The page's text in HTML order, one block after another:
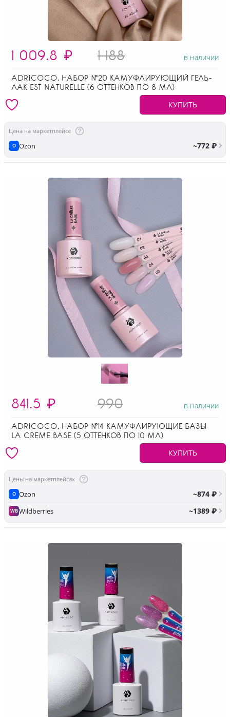
1 009.8 ₽ 1 188 в наличии
ADRICOCO, НАБОР №20 КАМУФЛИРУЮЩИЙ ГЕЛЬ-
ЛАК EST NATURELLE (6 ОТТЕНКОВ ПО 8 МЛ)
КУПИТЬ
Цена на маркетплейсе
O Ozon ~772 ₽
841.5 ₽ 990 в наличии
ADRICOCO, НАБОР №14 КАМУФЛИРУЮЩИЕ БАЗЫ
LA CREME BASE (5 ОТТЕНКОВ ПО 10 МЛ)
КУПИТЬ
Цены на маркетплейсах
O Ozon ~874 ₽
WBWildberries ~1389 ₽